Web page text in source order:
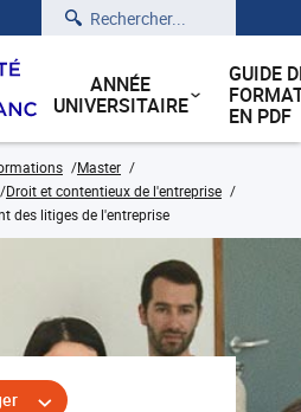
Rechercher
ANNÉE
UNIVERSITAIRE
GUIDE
EN PDF
Master
Droit et contentieux de l'entreprise
des litiges de l'entreprise